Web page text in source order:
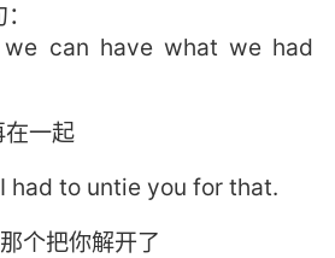
can have what we had
一起
had to untie you for that.
个把你解开了